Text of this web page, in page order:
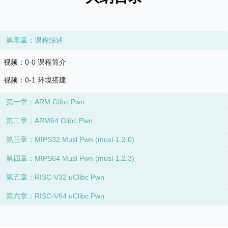
第零章：课程综述
视频：0-0 课程简介
视频：0-1 环境搭建
第一章：ARM Glibc Pwn
第二章：ARM64 Glibc Pwn
第三章：MIPS32 Musl Pwn (musl-1.2.0)
第四章：MIPS64 Musl Pwn (musl-1.2.3)
第五章：RISC-V32 uClibc Pwn
第六章：RISC-V64 uClibc Pwn